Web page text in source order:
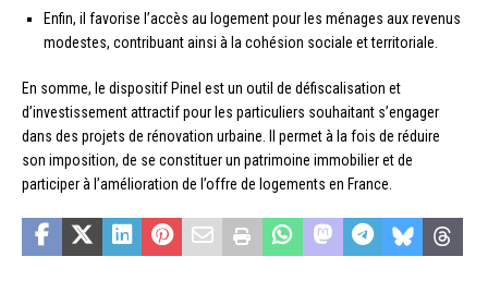
Enfin, il favorise l’accès au logement pour les ménages aux revenus
modestes, contribuant ainsi à la cohésion sociale et territoriale.
En somme, le dispositif Pinel est un outil de défiscalisation et
d’investissement attractif pour les particuliers souhaitant s’engager
dans des projets de rénovation urbaine. Il permet à la fois de réduire
son imposition, de se constituer un patrimoine immobilier et de
participer à l’amélioration de l’offre de logements en France.